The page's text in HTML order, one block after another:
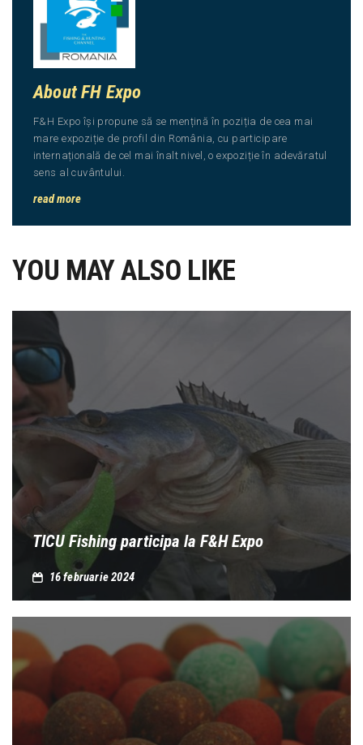
About FH Expo
F&H Expo își propune să se mențină în poziția de cea mai
mare expoziție de profil din România, cu participare
internațională de cel mai înalt nivel, o expoziție în adevăratul
sens al cuvântului.
read more
YOU MAY ALSO LIKE
TICU Fishing participa la F&H Expo
16 februarie 2024